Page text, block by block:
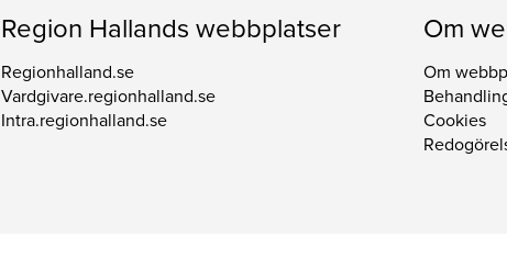
Region Hallands webbplatser
Regionhalland.se
Vardgivare.regionhalland.se
Intra.regionhalland.se
Om
Om
Cookies